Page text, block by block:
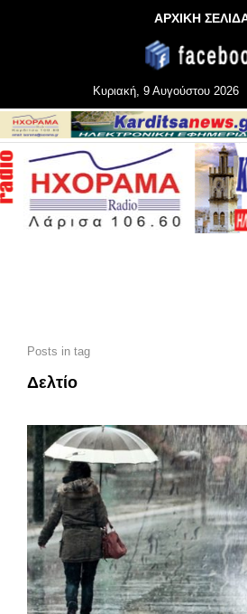
ΑΡΧΙΚΗ
Κυριακή, 9 Αυγούστου 2026
Posts in tag
Δελτίο